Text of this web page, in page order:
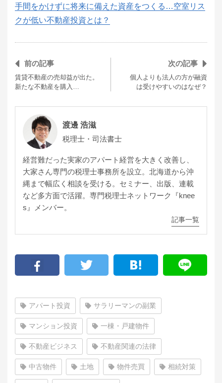
手間をかけずに将来に備えた資産をつくる…空室リス
クが低い不動産投資とは？
前の記事
賃貸不動産の売却益が出た。
新たな不動産を購入…
次の記事
個人よりも法人の方が融資
は受けやすいのはなぜ？
渡邊 浩滋
税理士・司法書士
経営難だった実家のアパート経営を大きく改善し、
大家さん専門の税理士事務所を設立。北海道から沖
縄まで幅広く相談を受ける。セミナー、出版、連載
など多方面で活躍。専門税理士ネットワーク『knee
s』メンバー。
記事一覧
アパート投資 サラリーマンの副業
マンション投資 一棟・戸建物件
不動産ビジネス 不動産関連の法律
中古物件 土地 物件売買 相続対策